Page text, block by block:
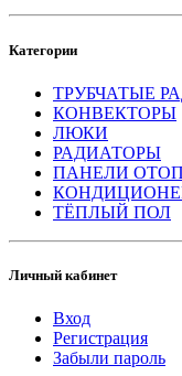
Категории
ТРУБЧАТЫЕ
КОНВЕКТОРЫ
ЛЮКИ
РАДИАТОРЫ
ПАНЕЛИ
ТЁПЛЫЙ ПОЛ
Личный кабинет
Вход
Регистрация
Забыли пароль